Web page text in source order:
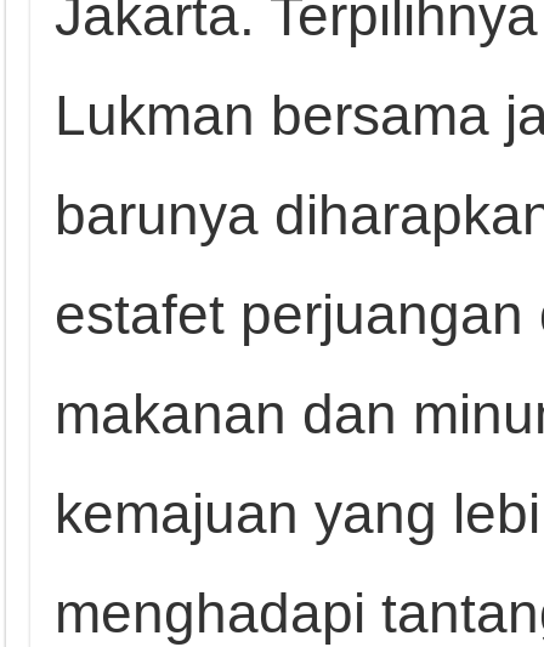
Jakarta.
Lukman bersama
barunya
estafet
makanan dan
kemajuan yang
menghadapi